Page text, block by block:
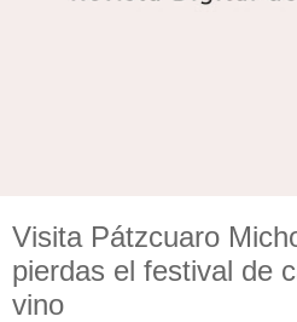
Visita Pátzcuaro
pierdas el festival de
vino